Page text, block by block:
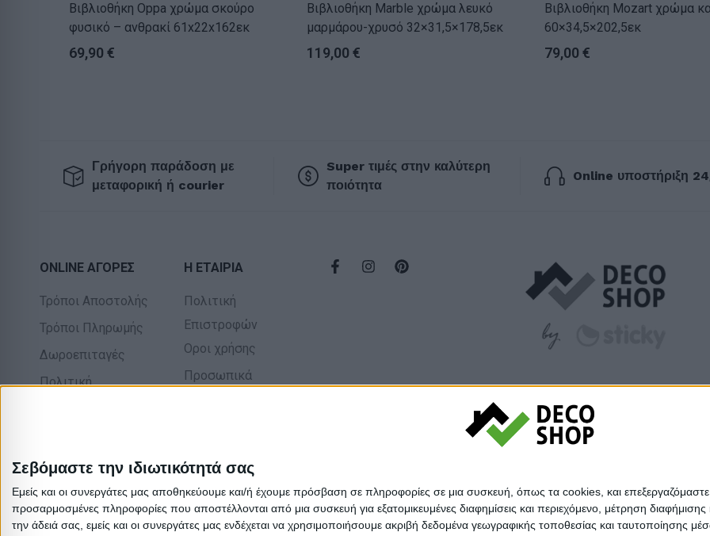
Σεβόμαστε την ιδιωτικότητά σας
Εμείς και οι συνεργάτες μας αποθηκεύουμε και/ή έχουμε πρόσβαση σε πληροφορίες σε μια συσκευή, όπως τα cookies, και
προσαρμοσμένες πληροφορίες που αποστέλλονται από μια συσκευή για εξατομικευμένες διαφημίσεις και περιεχόμενο, μέτρηση
την άδειά σας, εμείς και οι συνεργάτες μας ενδέχεται να χρησιμοποιήσουμε ακριβή δεδομένα γεωγραφικής τοποθεσίας και ταυτοποίησης
Βιβλιοθήκη Oppa χρώμα σκούρο
φυσικό – ανθρακί 61x22x162εκ
69,90 €
Βιβλιοθήκη Marble χρώμα λευκό
μαρμάρου-χρυσό 32×31,5×178,5εκ
119,00 €
Βιβλιοθήκη Mozart χρώμα καρυδί
60×34,5×202,5εκ
79,00 €
Γρήγορη παράδοση με
μεταφορική ή courier
Super τιμές στην καλύτερη
ποιότητα
Online υποστήριξη
ONLINE ΑΓΟΡΕΣ
Τρόποι Αποστολής
Τρόποι Πληρωμής
Δωροεπιταγές
Πολιτική
Η ΕΤΑΙΡΙΑ
Πολιτική
Επιστροφών
Οροι χρήσης
Προσωπικά